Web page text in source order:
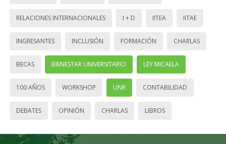
RELACIONES INTERNACIONALES I + D IITEA IITAE
INGRESANTES INCLUSIÓN FORMACIÓN CHARLAS
BECAS BIENESTAR UNIVERSITARIO LEY MICAELA
100 AÑOS WORKSHOP UNR CONTABILIDAD
DEBATES OPINIÓN CHARLAS LIBROS